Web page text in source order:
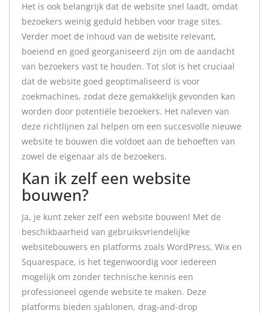
Het is ook belangrijk dat de website snel laadt, omdat
bezoekers weinig geduld hebben voor trage sites.
Verder moet de inhoud van de website relevant,
boeiend en goed georganiseerd zijn om de aandacht
van bezoekers vast te houden. Tot slot is het cruciaal
dat de website goed geoptimaliseerd is voor
zoekmachines, zodat deze gemakkelijk gevonden kan
worden door potentiële bezoekers. Het naleven van
deze richtlijnen zal helpen om een succesvolle nieuwe
website te bouwen die voldoet aan de behoeften van
zowel de eigenaar als de bezoekers.
Kan ik zelf een website
bouwen?
Ja, je kunt zeker zelf een website bouwen! Met de
beschikbaarheid van gebruiksvriendelijke
websitebouwers en platforms zoals WordPress, Wix en
Squarespace, is het tegenwoordig voor iedereen
mogelijk om zonder technische kennis een
professioneel ogende website te maken. Deze
platforms bieden sjablonen, drag-and-drop